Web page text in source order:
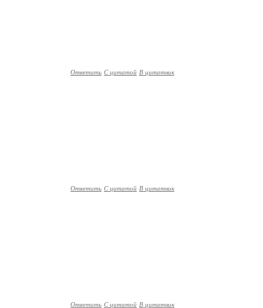
Ответить С цитатой В цитатник
Ответить С цитатой В цитатник
Ответить С цитатой В цитатник